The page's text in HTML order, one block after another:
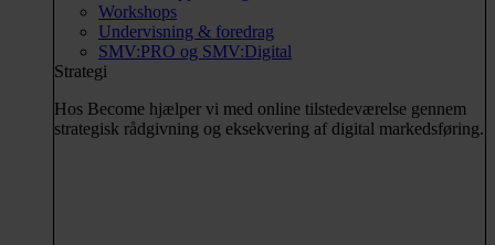
Workshops
Undervisning & foredrag
SMV:PRO og SMV:Digital
Strategi
Hos Become hjælper vi med online tilstedeværelse gennem
strategisk rådgivning og eksekvering af digital markedsføring.